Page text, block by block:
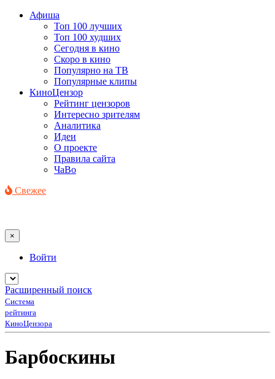
Афиша
Топ 100 лучших
Топ 100 худших
Сегодня в кино
Скоро в кино
Популярно на ТВ
Популярные клипы
КиноЦензор
Рейтинг цензоров
Интересно зрителям
Аналитика
Идеи
О проекте
Правила сайта
ЧаВо
Свежее
×
Войти
Расширенный поиск
Система
рейтинга
КиноЦензора
Барбоскины